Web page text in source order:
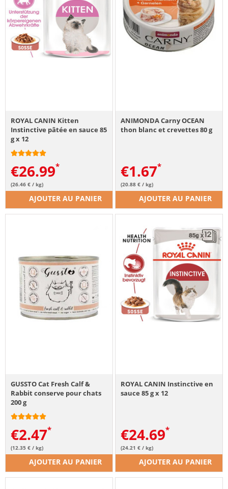
ROYAL CANIN Kitten
Instinctive pâtée en sauce 85
g x 12
€26.99
(26.46 € / kg)
AJOUTER AU PANIER
ANIMONDA Carny OCEAN
thon blanc et crevettes 80 g
€1.67
(20.88 € / kg)
AJOUTER AU PANIER
GUSSTO Cat Fresh Calf &
Rabbit conserve pour chats
200 g
€2.47
(12.35 € / kg)
AJOUTER AU PANIER
ROYAL CANIN Instinctive en
sauce 85 g x 12
€24.69
(24.21 € / kg)
AJOUTER AU PANIER